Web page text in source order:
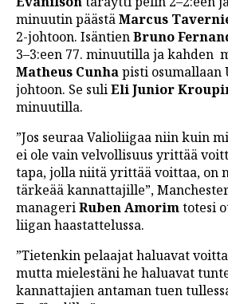
minuutin päästäMarcus
2-johtoon. IsäntienBruno
3–3:een 77. minuutilla ja kahden
Matheus Cunhapisti osumallaan
johtoon. Se suliEli Junior
minuutilla.
”Jos seuraa Valioliigaa niin kuin
ei ole vain velvollisuus yrittää
tapa, jolla niitä yrittää voittaa, on
tärkeää kannattajille”,
manageriRuben Amorimtotesi
liigan haastattelussa.
”Tietenkin pelaajat haluavat
mutta mielestäni he haluavat
kannattajien antaman tuen